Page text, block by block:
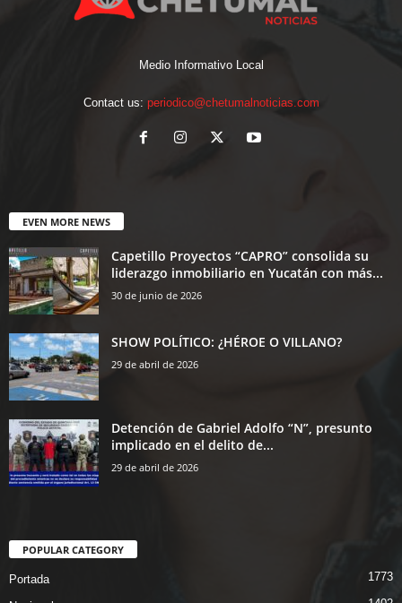
Medio Informativo Local
Contact us: periodico@chetumalnoticias.com
EVEN MORE NEWS
Capetillo Proyectos “CAPRO” consolida su
liderazgo inmobiliario en Yucatán con más...
30 de junio de 2026
SHOW POLÍTICO: ¿HÉROE O VILLANO?
29 de abril de 2026
Detención de Gabriel Adolfo “N”, presunto
implicado en el delito de...
29 de abril de 2026
POPULAR CATEGORY
Portada 1773